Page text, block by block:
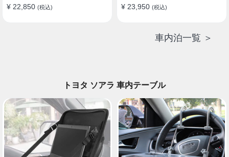
¥ 22,850 (税込)
¥ 23,950 (税込)
車内泊一覧 ＞
トヨタ ソアラ 車内テーブル